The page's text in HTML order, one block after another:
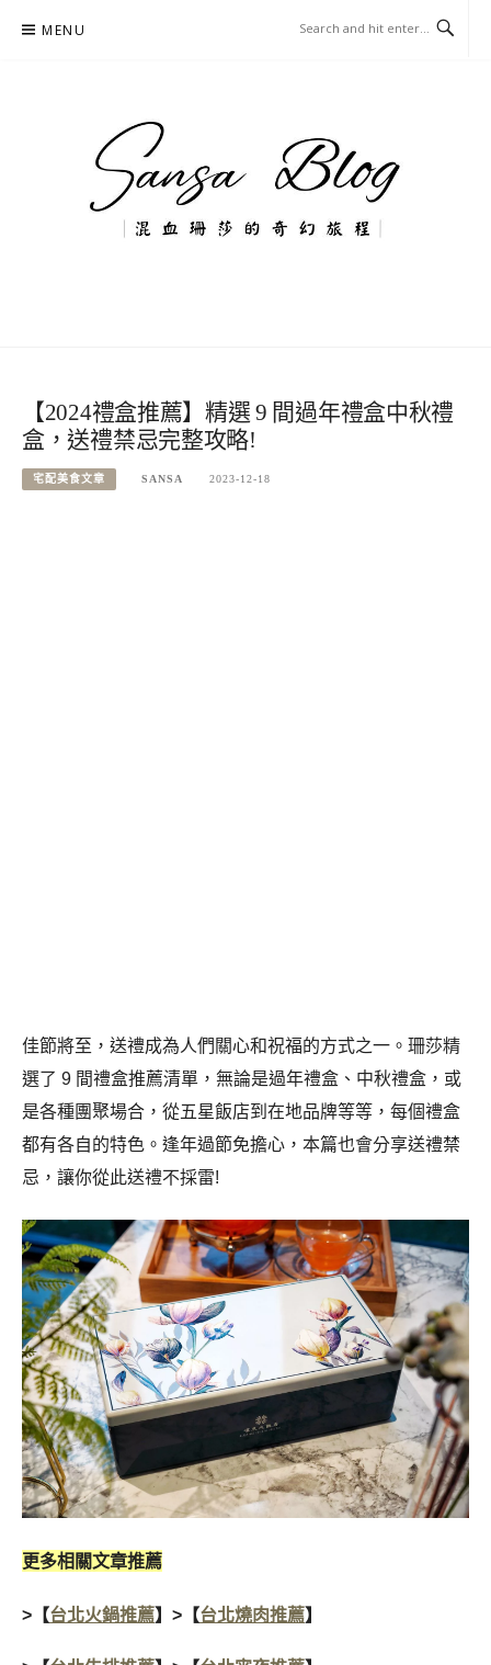
MENU
【2024禮盒推薦】精選 9 間過年禮盒中秋禮
盒，送禮禁忌完整攻略!
宅配美食文章 SANSA 2023-12-18
佳節將至，送禮成為人們關心和祝福的方式之一。珊莎精
選了 9 間禮盒推薦清單，無論是過年禮盒、中秋禮盒，或
是各種團聚場合，從五星飯店到在地品牌等等，每個禮盒
都有各自的特色。逢年過節免擔心，本篇也會分享送禮禁
忌，讓你從此送禮不採雷!
更多相關文章推薦
>【台北火鍋推薦】>【台北燒肉推薦】